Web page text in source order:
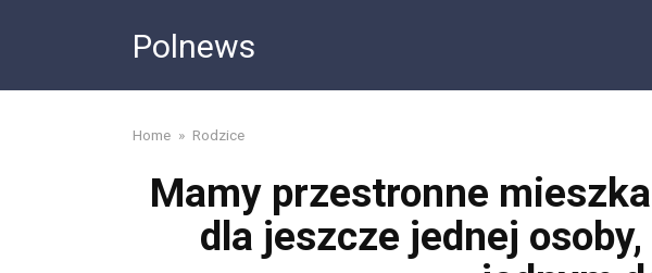
Polnews
Home » Rodzice
Mamy przestronne
dla jeszcze jednej